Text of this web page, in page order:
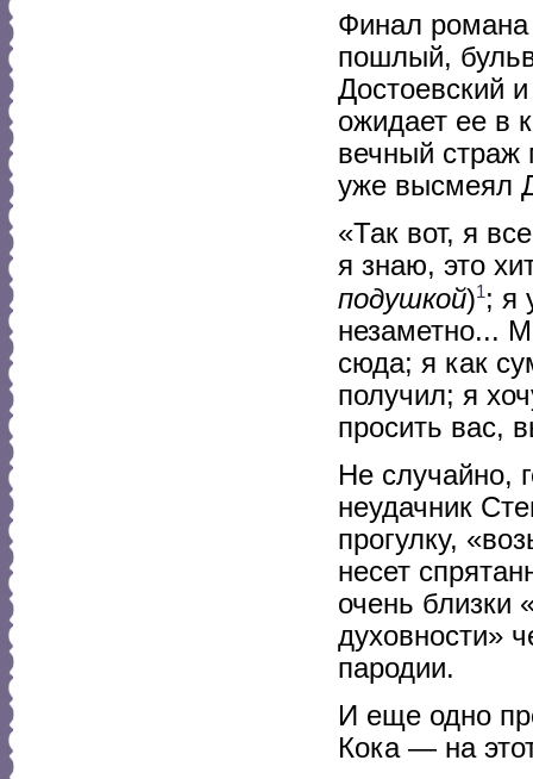
Финал романа
пошлый,
Достоевский
ожидает ее в
вечный
уже высмеял
«Так вот, я
я знаю, это
подушкой)1; я
незаметно...
сюда; я как
получил; я
просить вас,
Не случайно,
неудачник
прогулку,
несет
очень близки
духовности»
пародии.
И еще одно
Кока — на